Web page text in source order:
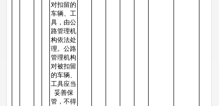
对扣留的
车辆、工
具，由公
路管理机
构依法处
理。公路
管理机构
对被扣留
的车辆、
工具应当
妥善保
管，不得